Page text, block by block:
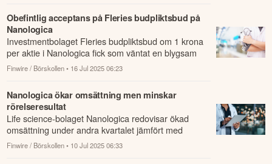
Obefintlig acceptans på Fleries budpliktsbud på
Nanologica
Investmentbolaget Fleries budpliktsbud om 1 krona
per aktie i Nanologica fick som väntat en blygsam
acceptans.
Finwire / Börskollen • 16 Jul 2025 06:23
Nanologica ökar omsättning men minskar
rörelseresultat
Life science-bolaget Nanologica redovisar ökad
omsättning under andra kvartalet jämfört med
samma period året innan.
Finwire / Börskollen • 10 Jul 2025 06:33